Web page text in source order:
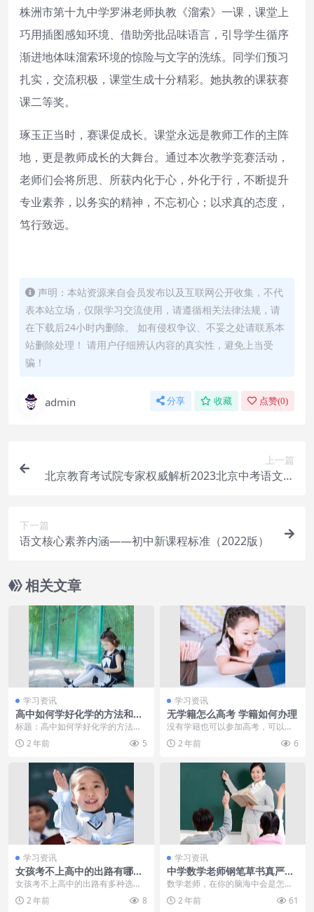
株洲市第十九中学罗淋老师执教《溜索》一课，课堂上
巧用插图感知环境、借助旁批品味语言，引导学生循序
渐进地体味溜索环境的惊险与文字的洗练。同学们预习
扎实，交流积极，课堂生成十分精彩。她执教的课获赛
课二等奖。
琢玉正当时，赛课促成长。课堂永远是教师工作的主阵
地，更是教师成长的大舞台。通过本次教学竞赛活动，
老师们会将所思、所获内化于心，外化于行，不断提升
专业素养，以务实的精神，不忘初心；以求真的态度，
笃行致远。
声明：本站资源来自会员发布以及互联网公开收集，不代
表本站立场，仅限学习交流使用，请遵循相关法律法规，请
在下载后24小时内删除。 如有侵权争议、不妥之处请联系本
站删除处理！ 请用户仔细辨认内容的真实性，避免上当受
骗！
admin 分享 收藏 点赞(0)
上一篇
北京教育考试院专家权威解析2023北京中考语文卷
下一篇
语文核心素养内涵——初中新课程标准（2022版）
相关文章
学习资讯
高中如何学好化学的方法和技
巧 高中学习技巧和学习方法
标题：高中如何学好化学的方法和
技巧 高中学习技巧和学习方法 化学
是一门科学性很强...
2 年前 5
学习资讯
无学籍怎么高考 学籍如何办理
没有学籍也可以参加高考，可以通
过异地报考或自学报考。需要准备
身份证件和相关证明材...
2 年前 6
学习资讯
女孩考不上高中的出路有哪些
做什么好
女孩考不上高中的出路有多种选
择，包括复读、就读中专、职高
等，如果女孩未能考上高中...
2 年前 8
学习资讯
中学数学老师钢笔草书真严
谨，笔走龙蛇，斩获首届钢笔
书法特等奖
数学老师，在你的脑海中会是怎样
的一种印象呢？相信，一百个人，
也是一百个汉姆雷特，...
2 年前 61